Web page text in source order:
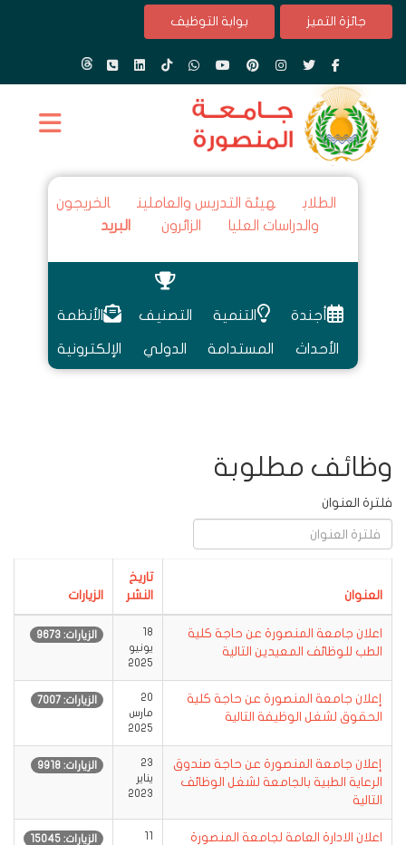
جائزة التميز بوابة التوظيف
الطلاب هيئة التدريس والعاملين
الخريجون
والدراسات العليا
الزائرون البريد
أجندة
الأحداث
التنمية
المستدامة
التصنيف
الدولي
الأنظمة
الإلكترونية
وظائف مطلوبة
فلترة العنوان
العنوان
تاريخ
النشر
الزيارات
اعلان جامعة المنصورة عن حاجة كلية
الطب للوظائف المعيدين التالية
18
يونيو
2025
الزيارات: 9673
إعلان جامعة المنصورة عن حاجة كلية
الحقوق لشغل الوظيفة التالية
20
مارس
2025
الزيارات: 7007
إعلان جامعة المنصورة عن حاجة صندوق
الرعاية الطبية بالجامعة لشغل الوظائف
التالية
23
يناير
2023
الزيارات: 9918
اعلان الادارة العامة لجامعة المنصورة
11
الزيارات: 15045